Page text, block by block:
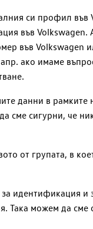
си профил
във Volkswagen.
във Volkswagen
ако имаме
данни в рамките
сигурни, че
от групата, в
идентификация и
можем да сме